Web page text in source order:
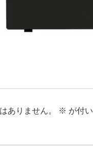
ありません。 ※ が付